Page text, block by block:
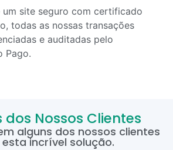
um site seguro com certificado
todas as nossas transações
e auditadas pelo
Pago.
dos Nossos Clientes
alguns dos nossos clientes
incrível solução.